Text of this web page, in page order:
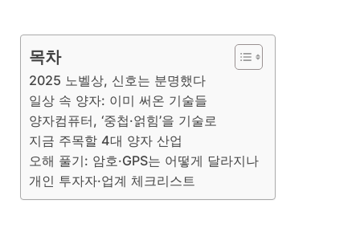
목차
2025 노벨상, 신호는 분명했다
일상 속 양자: 이미 써온 기술들
양자컴퓨터, ‘중첩·얽힘’을 기술로
지금 주목할 4대 양자 산업
오해 풀기: 암호·GPS는 어떻게 달라지나
개인 투자자·업계 체크리스트